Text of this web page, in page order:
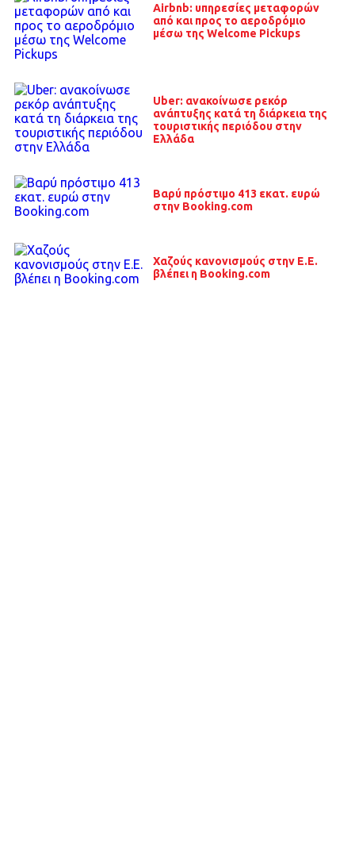
Airbnb: υπηρεσίες μεταφορών
από και προς το αεροδρόμιο
μέσω της Welcome Pickups
Uber: ανακοίνωσε ρεκόρ
ανάπτυξης κατά τη διάρκεια της
τουριστικής περιόδου στην
Ελλάδα
Βαρύ πρόστιμο 413 εκατ. ευρώ
στην Booking.com
Χαζούς κανονισμούς στην Ε.Ε.
βλέπει η Booking.com